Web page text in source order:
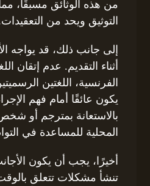
من هذه الوثائق مسبقًا،
التوثيق ويحد من
إلى جانب ذلك، قد يواجه
أثناء التقديم. عدم إتقان
الفرنسية، اللغتين
يكون عائقًا أمام فهم
بالاستعانة بمترجم أو
المحلية للمساعدة في
أخيرًا، يجب أن يكون
تنشأ مشكلات تتعلق